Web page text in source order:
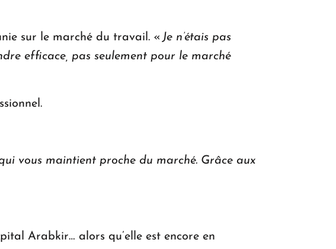
sur le marché du travail. « Je n’étais pas
efficace, pas seulement pour le marché
vous maintient proche du marché. Grâce aux
Arabkir… alors qu’elle est encore en